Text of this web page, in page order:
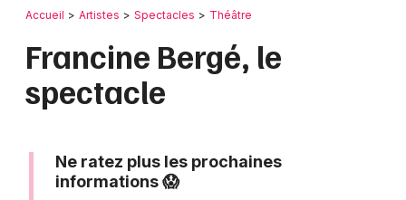
Publier un événement
Activité & Expérience
Bordeaux
Colmar
Lyon
Retour
Accueil Artistes Spectacles Théâtre
Francine Bergé, le
spectacle
Ne ratez plus les prochaines
informations 😱
Où ?
Quand ?
Aujourd'hui
Demain